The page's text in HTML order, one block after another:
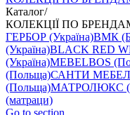
Каталог/
КОЛЕКЦІЇ ПО
ГЕРБОР (Україна)ВМК
(Україна)BLACK RED
(Україна)MEBELBOS
(Польща)САНТИ МЕБЕЛЬ
(Польща)МАТРОЛЮКС
(матраци)
Go to section